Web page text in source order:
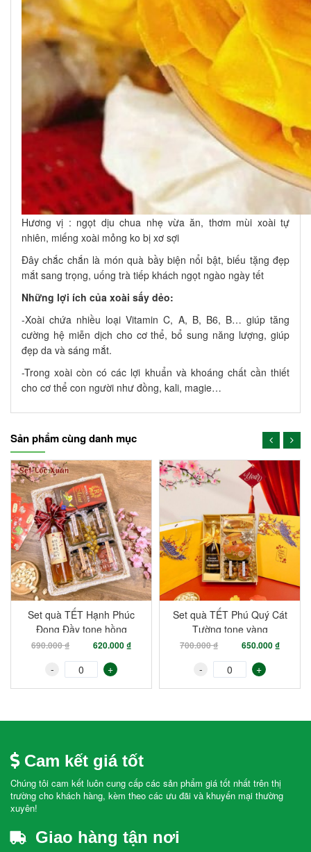
Hương vị : ngọt dịu chua nhẹ vừa ăn, thơm mùi xoài tự
nhiên, miếng xoài mỏng ko bị xơ sợi
Đây chắc chắn là món quà bầy biện nổi bật, biếu tặng đẹp
mắt sang trọng, uống trà tiếp khách ngọt ngào ngày tết
Những lợi ích của xoài sấy dẻo:
-Xoài chứa nhiều loại Vitamin C, A, B, B6, B… giúp tăng
cường hệ miễn dịch cho cơ thể, bổ sung năng lượng, giúp
đẹp da và sáng mắt.
-Trong xoài còn có các lợi khuẩn và khoáng chất cần thiết
cho cơ thể con người như đồng, kali, magie…
Sản phẩm cùng danh mục
-10%
Set quà TẾT Hạnh Phúc
Đong Đầy tone hồng
690.000 ₫ 620.000 ₫
- +
-7%
Set quà TẾT Phú Quý Cát
Tường tone vàng
700.000 ₫ 650.000 ₫
- +
Cam kết giá tốt
Chúng tôi cam kết luôn cung cấp các sản phẩm giá tốt nhất trên thị
trường cho khách hàng, kèm theo các ưu đãi và khuyến mại thường
xuyên!
Giao hàng tận nơi